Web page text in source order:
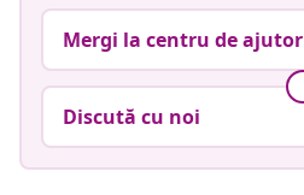
Mergi la centru de ajutor
Discută cu noi